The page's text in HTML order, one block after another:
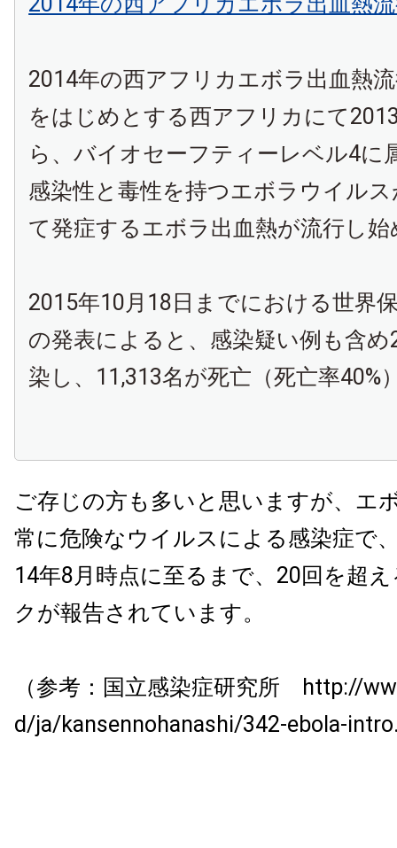
2014年の西アフリカエボラ出血熱
をはじめとする西アフリカにて
ら、バイオセーフティーレベル4に
感染性と毒性を持つエボラウイル
て発症するエボラ出血熱が流行し始
2015年10月18日までにおける世界
の発表によると、感染疑い例も含め
染し、11,313名が死亡（死亡率40%
ご存じの方も多いと思いますが、エ
常に危険なウイルスによる感染症で
14年8月時点に至るまで、20回を超
クが報告されています。
（参考：国立感染症研究所 http://
d/ja/kansennohanashi/342-ebola-